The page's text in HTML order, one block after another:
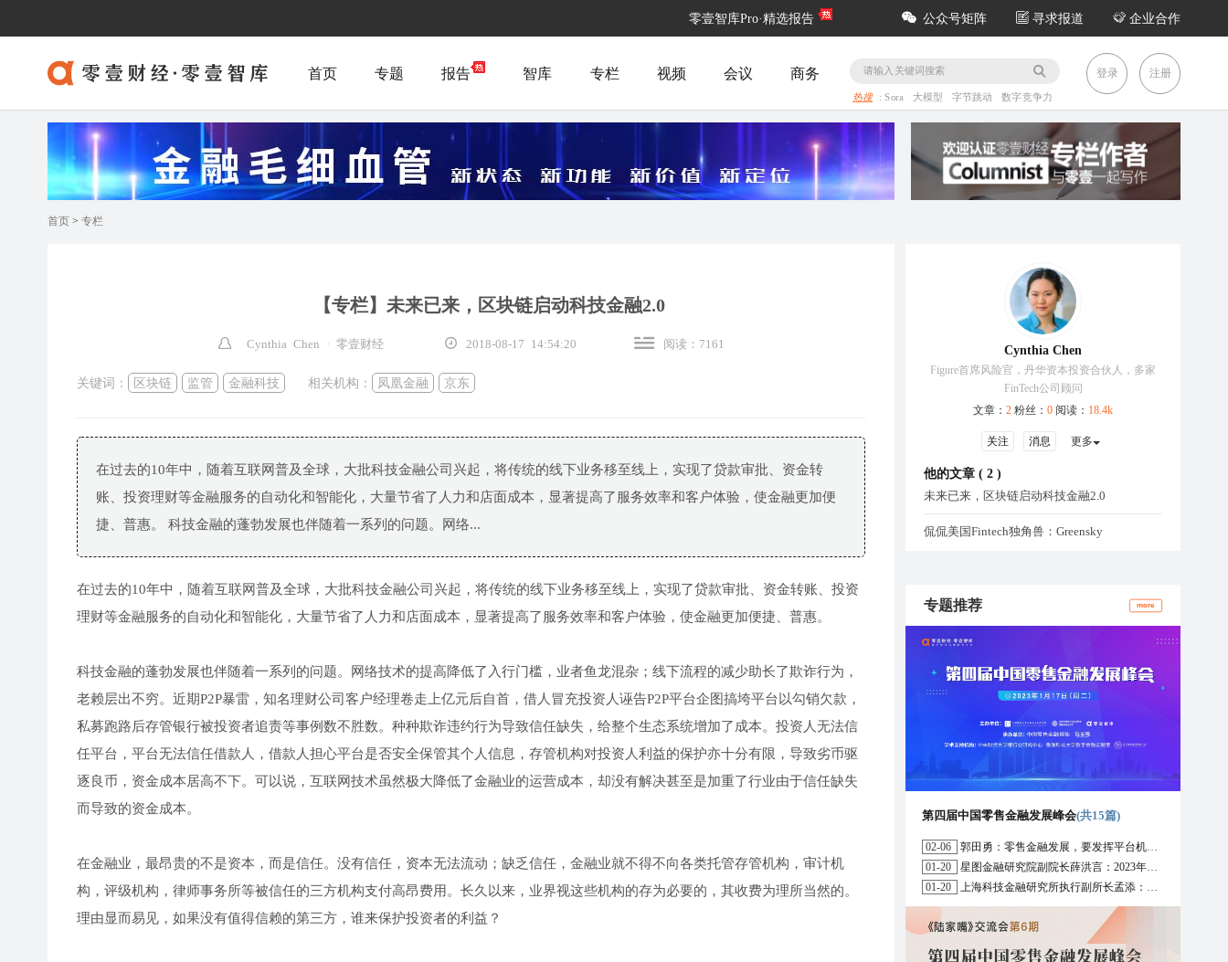
零壹智库Pro·精选报告 公众号矩阵 寻求报道 企业合作
首页 专题 报告 智库 专栏 视频 会议 商务
热搜 :Sora 大模型 字节跳动 数字竞争力
登录 注册
首页 > 专栏
【专栏】未来已来，区块链启动科技金融2.0
Cynthia Chen · 零壹财经 2018-08-17 14:54:20 阅读：7161
关键词： 区块链 监管 金融科技 相关机构： 凤凰金融 京东
在过去的10年中，随着互联网普及全球，大批科技金融公司兴起，将传统的线下业务移至线上，实现了贷款审批、资金转
账、投资理财等金融服务的自动化和智能化，大量节省了人力和店面成本，显著提高了服务效率和客户体验，使金融更加便
捷、普惠。 科技金融的蓬勃发展也伴随着一系列的问题。网络...
在过去的10年中，随着互联网普及全球，大批科技金融公司兴起，将传统的线下业务移至线上，实现了贷款审批、资金转账、投资
理财等金融服务的自动化和智能化，大量节省了人力和店面成本，显著提高了服务效率和客户体验，使金融更加便捷、普惠。
科技金融的蓬勃发展也伴随着一系列的问题。网络技术的提高降低了入行门槛，业者鱼龙混杂；线下流程的减少助长了欺诈行为，
老赖层出不穷。近期P2P暴雷，知名理财公司客户经理卷走上亿元后自首，借人冒充投资人诬告P2P平台企图搞垮平台以勾销欠款，
私募跑路后存管银行被投资者追责等事例数不胜数。种种欺诈违约行为导致信任缺失，给整个生态系统增加了成本。投资人无法信
任平台，平台无法信任借款人，借款人担心平台是否安全保管其个人信息，存管机构对投资人利益的保护亦十分有限，导致劣币驱
逐良币，资金成本居高不下。可以说，互联网技术虽然极大降低了金融业的运营成本，却没有解决甚至是加重了行业由于信任缺失
而导致的资金成本。
在金融业，最昂贵的不是资本，而是信任。没有信任，资本无法流动；缺乏信任，金融业就不得不向各类托管存管机构，审计机
构，评级机构，律师事务所等被信任的三方机构支付高昂费用。长久以来，业界视这些机构的存为必要的，其收费为理所当然的。
理由显而易见，如果没有值得信赖的第三方，谁来保护投资者的利益？
Cynthia Chen
Figure首席风险官，丹华资本投资合伙人，多家
FinTech公司顾问
文章： 2 粉丝： 0 阅读： 18.4k
关注 消息 更多
他的文章 ( 2 )
未来已来，区块链启动科技金融2.0
侃侃美国Fintech独角兽：Greensky
专题推荐 more
第四届中国零售金融发展峰会(共15篇)
02-06
郭田勇：零售金融发展，要发挥平台机构的作用
01-20
星图金融研究院副院长薛洪言：2023年消费信贷或迎来新起点
01-20
上海科技金融研究所执行副所长孟添：开放银行与嵌入式金融为数字普惠金融带来更大发展空间